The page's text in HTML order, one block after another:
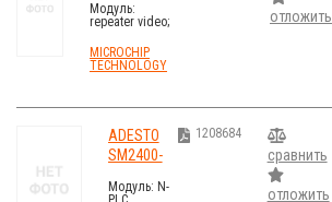
30-7502
Модуль:
repeater video;
220м; 3Гбит/с;
75Ом; Вх: BNC
MICROCHIP
TECHNOLOGY
отложить
ADESTO
SM2400-
Модуль: N-
1208684
сравнить
отложить